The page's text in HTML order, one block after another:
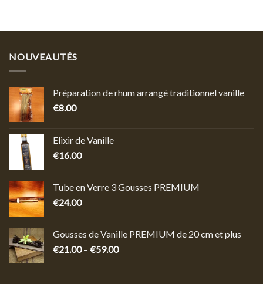
NOUVEAUTÉS
Préparation de rhum arrangé traditionnel vanille
€8.00
Elixir de Vanille
€16.00
Tube en Verre 3 Gousses PREMIUM
€24.00
Gousses de Vanille PREMIUM de 20 cm et plus
€21.00– €59.00